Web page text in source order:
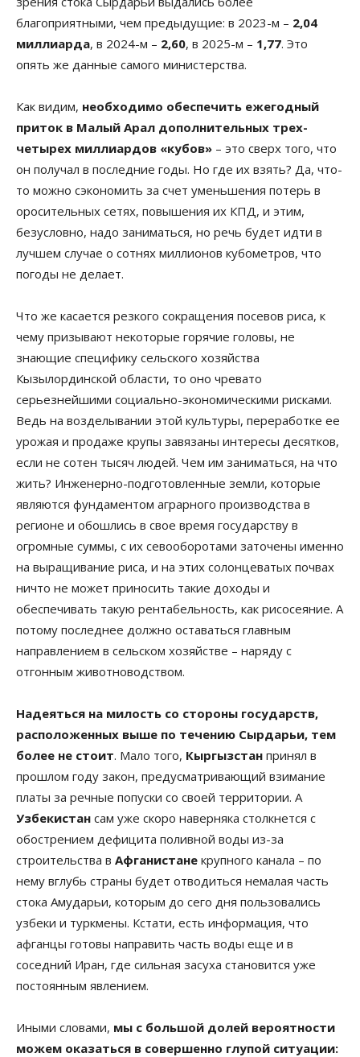
благоприятными, чем предыдущие: в 2023-м – 2,04
миллиарда, в 2024-м – 2,60, в 2025-м – 1,77. Это
опять же данные самого министерства.
Как видим, необходимо обеспечить ежегодный
приток в Малый Арал дополнительных трех-
четырех миллиардов «кубов» – это сверх того, что
он получал в последние годы. Но где их взять? Да, что-
то можно сэкономить за счет уменьшения потерь в
оросительных сетях, повышения их КПД, и этим,
безусловно, надо заниматься, но речь будет идти в
лучшем случае о сотнях миллионов кубометров, что
погоды не делает.
Что же касается резкого сокращения посевов риса, к
чему призывают некоторые горячие головы, не
знающие специфику сельского хозяйства
Кызылординской области, то оно чревато
серьезнейшими социально-экономическими рисками.
Ведь на возделывании этой культуры, переработке ее
урожая и продаже крупы завязаны интересы десятков,
если не сотен тысяч людей. Чем им заниматься, на что
жить? Инженерно-подготовленные земли, которые
являются фундаментом аграрного производства в
регионе и обошлись в свое время государству в
огромные суммы, с их севооборотами заточены именно
на выращивание риса, и на этих солонцеватых почвах
ничто не может приносить такие доходы и
обеспечивать такую рентабельность, как рисосеяние. А
потому последнее должно оставаться главным
направлением в сельском хозяйстве – наряду с
отгонным животноводством.
Надеяться на милость со стороны государств,
расположенных выше по течению Сырдарьи, тем
более не стоит. Мало того, Кыргызстан принял в
прошлом году закон, предусматривающий взимание
платы за речные попуски со своей территории. А
Узбекистан сам уже скоро наверняка столкнется с
обострением дефицита поливной воды из-за
строительства в Афганистане крупного канала – по
нему вглубь страны будет отводиться немалая часть
стока Амударьи, которым до сего дня пользовались
узбеки и туркмены. Кстати, есть информация, что
афганцы готовы направить часть воды еще и в
соседний Иран, где сильная засуха становится уже
постоянным явлением.
Иными словами, мы с большой долей вероятности
можем оказаться в совершенно глупой ситуации: